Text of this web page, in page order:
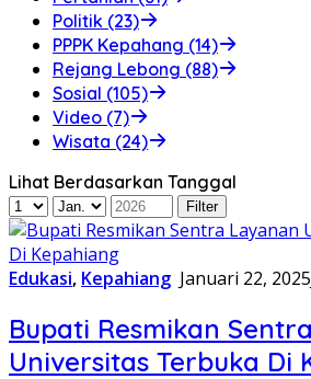
Politik (23)
PPPK Kepahang (14)
Rejang Lebong (88)
Sosial (105)
Video (7)
Wisata (24)
Lihat Berdasarkan Tanggal
Edukasi, Kepahiang Januari 22, 2025
Bupati Resmikan
Universitas Terbuka Di